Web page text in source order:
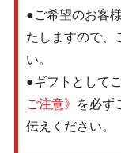
●ご希望のお客
たしますので、
い。
●ギフトとして
ご注意》
を必ず
伝えください。